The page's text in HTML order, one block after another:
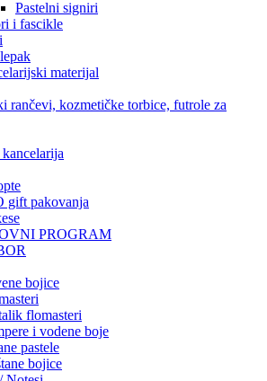
Pastelni signiri
i fascikle
materijal
rančevi, kozmetičke torbice, futrole za
gift pakovanja
PROGRAM
bojice
flomasteri
i vodene boje
pastele
bojice